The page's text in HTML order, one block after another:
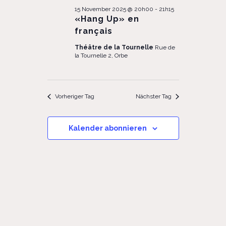
«Hang Up» en
français
15 November 2025 @ 20h00 - 21h15
Théâtre de la Tournelle Rue de
la Tournelle 2, Orbe
Vorheriger Tag Nächster Tag
Kalender abonnieren